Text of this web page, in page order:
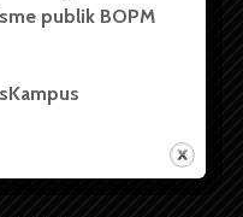
publik BOPM